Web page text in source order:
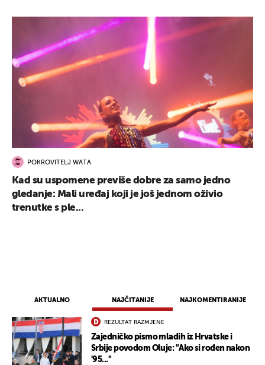
AKTUALNO NAJČITANIJE NAJKOMENTIRANIJE
REZULTAT RAZMJENE
Zajedničko pismo mladih iz Hrvatske i
Srbije povodom Oluje: "Ako si rođen nakon
'95..."
POKROVITELJ WATA
Kad su uspomene previše dobre za samo jedno
gledanje: Mali uređaj koji je još jednom oživio
trenutke s ple...